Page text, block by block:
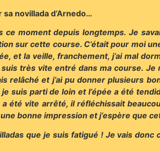
novillada d’Arnedo…
moment depuis longtemps. Je
sur cette course. C’était pour moi
la veille, franchement, j’ai mal
très vite entré dans ma course.
relâché et j’ai pu donner plusieurs
suis parti de loin et l’épée a été
été vite arrêté, il réfléchissait
bonne impression et j’espère que
que je suis fatigué ! Je vais donc